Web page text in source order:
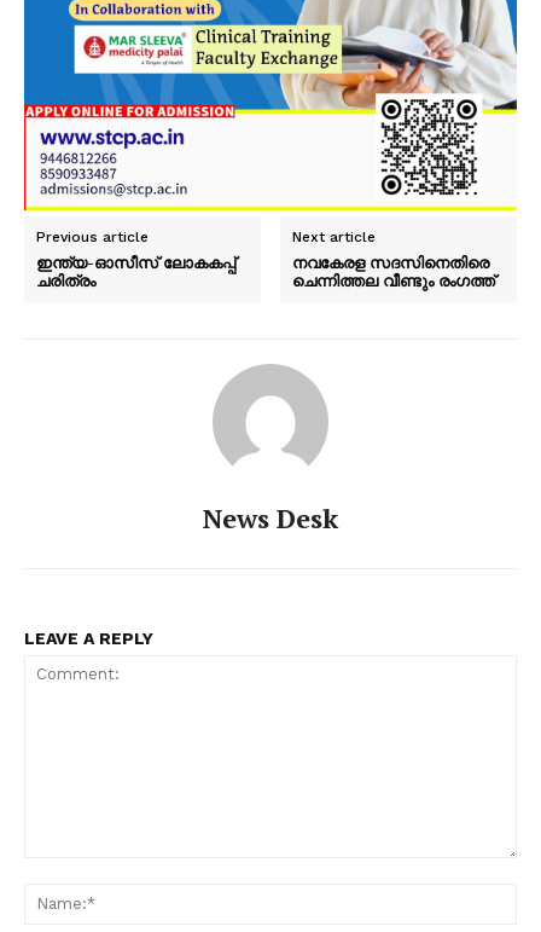
Previous article
ഇന്ത്യ-ഓസീസ് ലോകകപ്പ്
ചരിത്രം
Next article
നവകേരള സദസിനെതിരെ
ചെന്നിത്തല വീണ്ടും രംഗത്ത്
News Desk
LEAVE A REPLY